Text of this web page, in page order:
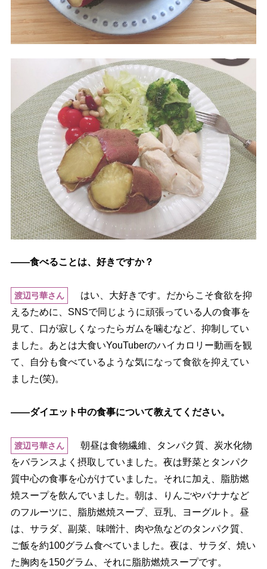
――食べることは、好きですか？
渡辺弓華さん
はい、大好きです。だからこそ食欲を抑
えるために、SNSで同じように頑張っている人の食事を
見て、口が寂しくなったらガムを噛むなど、抑制してい
ました。あとは大食いYouTuberのハイカロリー動画を観
て、自分も食べているような気になって食欲を抑えてい
ました(笑)。
――ダイエット中の食事について教えてください。
渡辺弓華さん
朝昼は食物繊維、タンパク質、炭水化物
をバランスよく摂取していました。夜は野菜とタンパク
質中心の食事を心がけていました。それに加え、脂肪燃
焼スープを飲んでいました。朝は、りんごやバナナなど
のフルーツに、脂肪燃焼スープ、豆乳、ヨーグルト。昼
は、サラダ、副菜、味噌汁、肉や魚などのタンパク質、
ご飯を約100グラム食べていました。夜は、サラダ、焼い
た胸肉を150グラム、それに脂肪燃焼スープです。